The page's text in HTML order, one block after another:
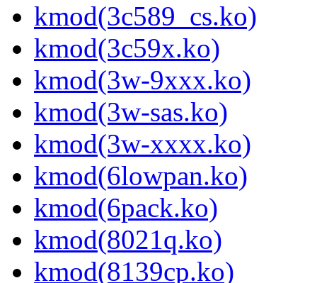
kmod(3c589_cs.ko)
kmod(3c59x.ko)
kmod(3w-9xxx.ko)
kmod(3w-sas.ko)
kmod(3w-xxxx.ko)
kmod(6lowpan.ko)
kmod(6pack.ko)
kmod(8021q.ko)
kmod(8139cp.ko)